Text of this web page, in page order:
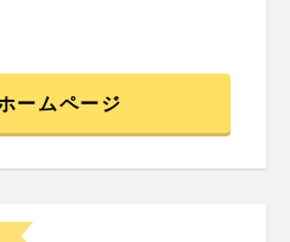
ームページ